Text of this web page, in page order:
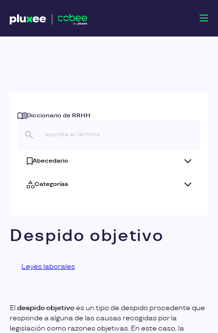
Diccionario de RRHH
Abecedario
Categorías
Despido objetivo
Leyes laborales
El despido objetivo es un tipo de despido procedente que
responde a alguna de las causas recogidas por la
legislación como razones objetivas. En este caso, la